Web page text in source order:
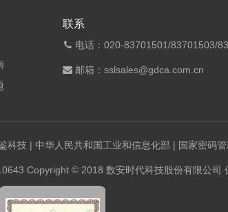
联系
电话：020-83701501/83701503/
邮箱：sslsales@gdca.com.cn
科技 | 中华人民共和国工业和信息化部 | 国家密码
Copyright © 2018 数安时代科技股份有限公司